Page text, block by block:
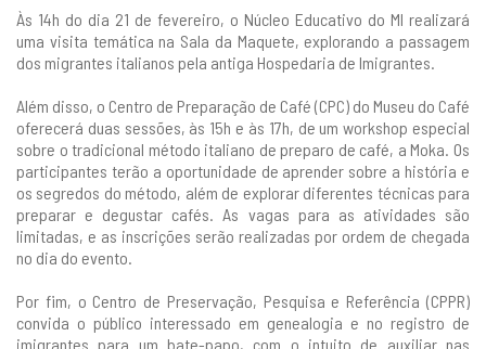
Às 14h do dia 21 de fevereiro, o Núcleo Educativo do MI realizará
uma visita temática na Sala da Maquete, explorando a passagem
dos migrantes italianos pela antiga Hospedaria de Imigrantes.
Além disso, o Centro de Preparação de Café (CPC) do Museu do Café
oferecerá duas sessões, às 15h e às 17h, de um workshop especial
sobre o tradicional método italiano de preparo de café, a Moka. Os
participantes terão a oportunidade de aprender sobre a história e
os segredos do método, além de explorar diferentes técnicas para
preparar e degustar cafés. As vagas para as atividades são
limitadas, e as inscrições serão realizadas por ordem de chegada
no dia do evento.
Por fim, o Centro de Preservação, Pesquisa e Referência (CPPR)
convida o público interessado em genealogia e no registro de
imigrantes para um bate-papo, com o intuito de auxiliar nas